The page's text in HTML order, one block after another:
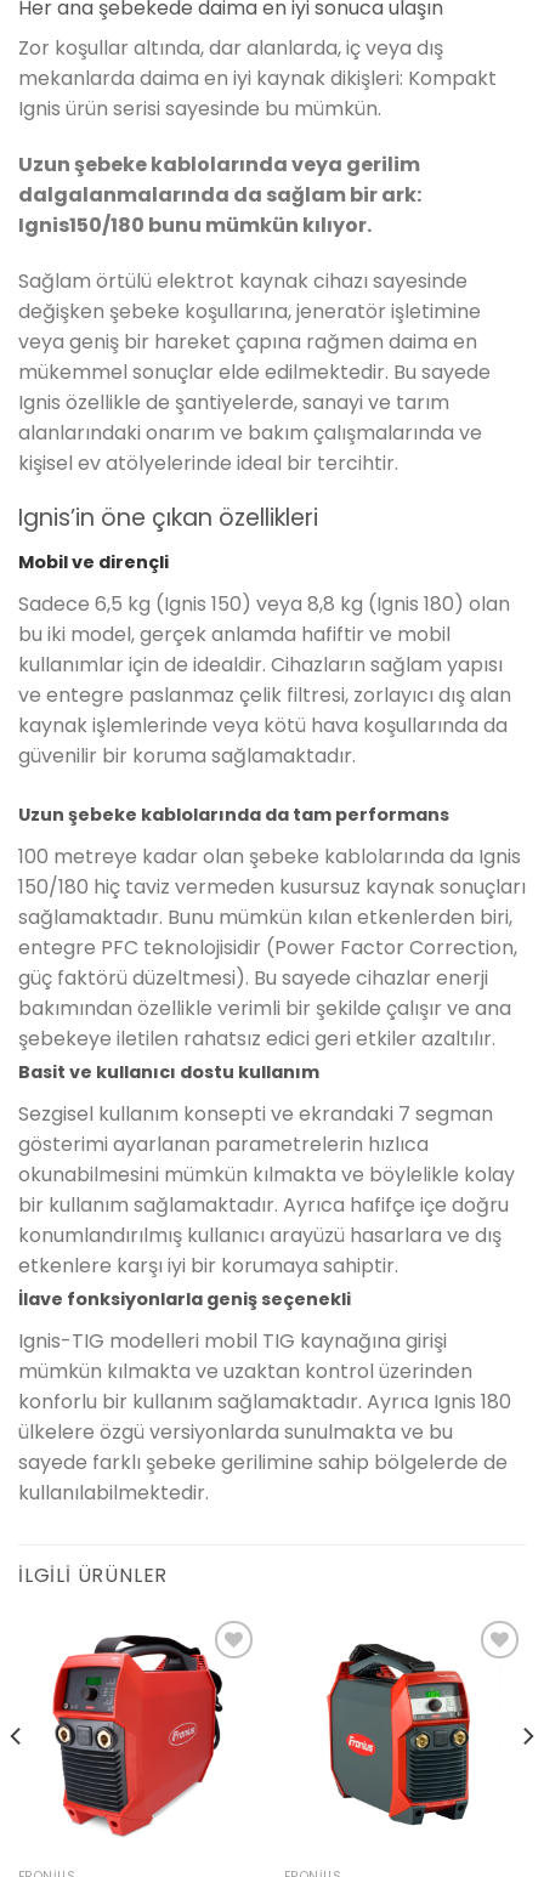
Her ana şebekede daima en iyi sonuca ulaşın
Zor koşullar altında, dar alanlarda, iç veya dış
mekanlarda daima en iyi kaynak dikişleri: Kompakt
Ignis ürün serisi sayesinde bu mümkün.
Uzun şebeke kablolarında veya gerilim
dalgalanmalarında da sağlam bir ark:
Ignis150/180 bunu mümkün kılıyor.
Sağlam örtülü elektrot kaynak cihazı sayesinde
değişken şebeke koşullarına, jeneratör işletimine
veya geniş bir hareket çapına rağmen daima en
mükemmel sonuçlar elde edilmektedir. Bu sayede
Ignis özellikle de şantiyelerde, sanayi ve tarım
alanlarındaki onarım ve bakım çalışmalarında ve
kişisel ev atölyelerinde ideal bir tercihtir.
Ignis’in öne çıkan özellikleri
Mobil ve dirençli
Sadece 6,5 kg (Ignis 150) veya 8,8 kg (Ignis 180) olan
bu iki model, gerçek anlamda hafiftir ve mobil
kullanımlar için de idealdir. Cihazların sağlam yapısı
ve entegre paslanmaz çelik filtresi, zorlayıcı dış alan
kaynak işlemlerinde veya kötü hava koşullarında da
güvenilir bir koruma sağlamaktadır.
Uzun şebeke kablolarında da tam performans
100 metreye kadar olan şebeke kablolarında da Ignis
150/180 hiç taviz vermeden kusursuz kaynak sonuçları
sağlamaktadır. Bunu mümkün kılan etkenlerden biri,
entegre PFC teknolojisidir (Power Factor Correction,
güç faktörü düzeltmesi). Bu sayede cihazlar enerji
bakımından özellikle verimli bir şekilde çalışır ve ana
şebekeye iletilen rahatsız edici geri etkiler azaltılır.
Basit ve kullanıcı dostu kullanım
Sezgisel kullanım konsepti ve ekrandaki 7 segman
gösterimi ayarlanan parametrelerin hızlıca
okunabilmesini mümkün kılmakta ve böylelikle kolay
bir kullanım sağlamaktadır. Ayrıca hafifçe içe doğru
konumlandırılmış kullanıcı arayüzü hasarlara ve dış
etkenlere karşı iyi bir korumaya sahiptir.
İlave fonksiyonlarla geniş seçenekli
Ignis-TIG modelleri mobil TIG kaynağına girişi
mümkün kılmakta ve uzaktan kontrol üzerinden
konforlu bir kullanım sağlamaktadır. Ayrıca Ignis 180
ülkelere özgü versiyonlarda sunulmakta ve bu
sayede farklı şebeke gerilimine sahip bölgelerde de
kullanılabilmektedir.
İLGILI ÜRÜNLER
Add to
wishlist
Add to
wishlist